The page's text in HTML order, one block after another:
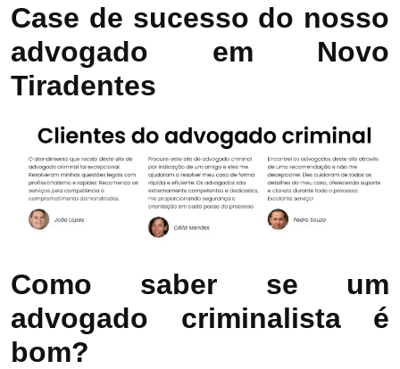
Case de sucesso do nosso
advogado em Novo
Tiradentes
Como saber se um
advogado criminalista é
bom?